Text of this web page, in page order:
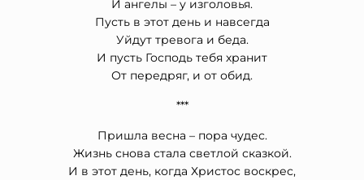
И ангелы – у изголовья.
Пусть в этот день и навсегда
Уйдут тревога и беда.
И пусть Господь тебя хранит
От передряг, и от обид.
***
Пришла весна – пора чудес.
Жизнь снова стала светлой сказкой.
И в этот день, когда Христос воскрес,